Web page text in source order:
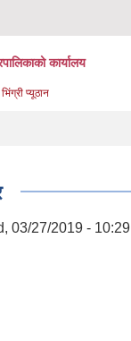
कार्यालय
प्यूठान
03/27/2019 - 10:29